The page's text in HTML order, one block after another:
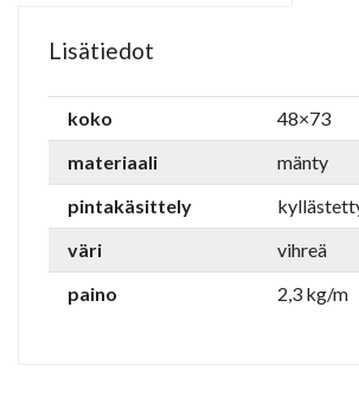
Lisätiedot
koko
48×73
materiaali
mänty
pintakäsittely
väri
vihreä
paino
2,3 kg/m